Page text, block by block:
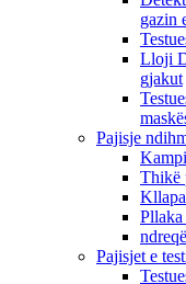
gazin
Lloji
gjakut
Pajisje
Thikë
Pllaka
Pajisjet e